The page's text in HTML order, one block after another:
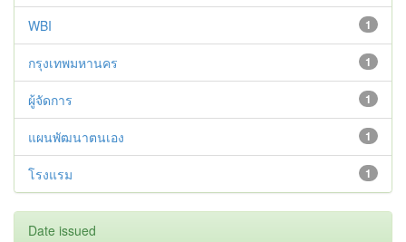
1
WBI
1
กรุงเทพมหานคร
1
ผู้จัดการ
1
แผนพัฒนาตนเอง
1
โรงแรม
Date issued